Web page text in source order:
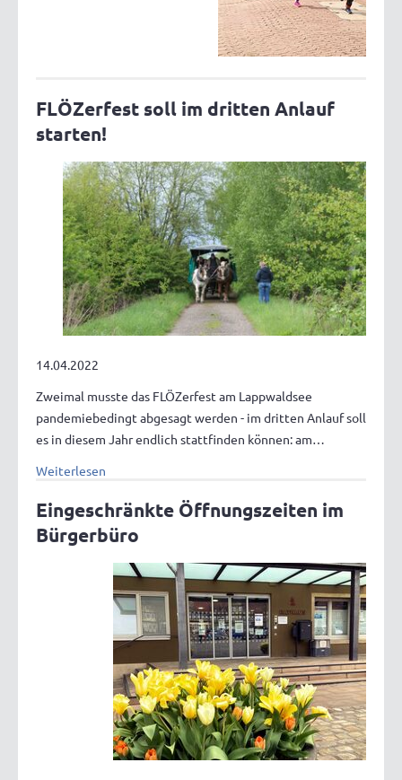
FLÖZerfest soll im dritten Anlauf
starten!
14.04.2022
Zweimal musste das FLÖZerfest am Lappwaldsee
pandemiebedingt abgesagt werden - im dritten Anlauf soll
es in diesem Jahr endlich stattfinden können: am…
Weiterlesen
Eingeschränkte Öffnungszeiten im
Bürgerbüro